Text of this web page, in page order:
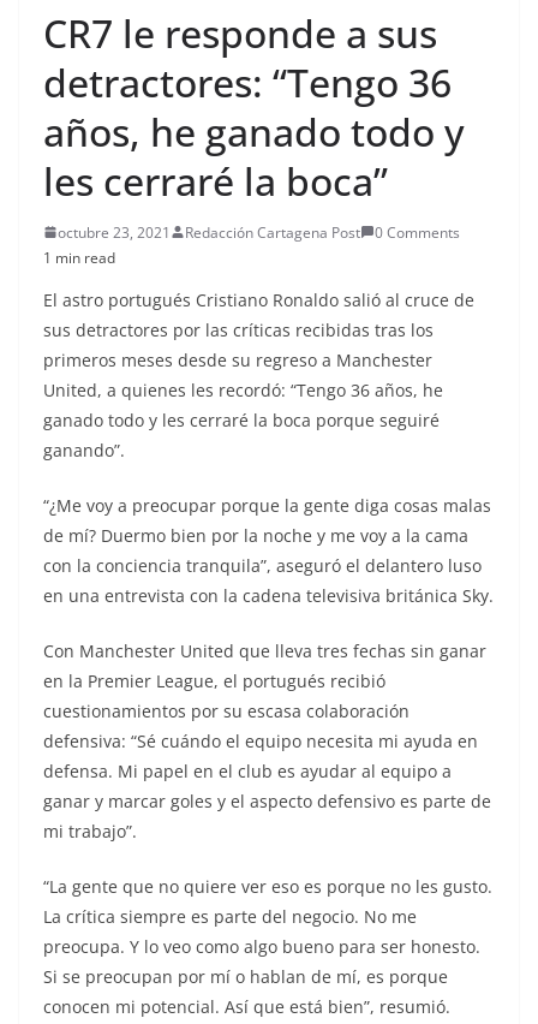
CR7 le responde a sus
detractores: “Tengo 36
años, he ganado todo y
les cerraré la boca”
octubre 23, 2021 Redacción Cartagena Post
0 Comments
1 min read
El astro portugués Cristiano Ronaldo salió al cruce de
sus detractores por las críticas recibidas tras los
primeros meses desde su regreso a Manchester
United, a quienes les recordó: “Tengo 36 años, he
ganado todo y les cerraré la boca porque seguiré
ganando”.
“¿Me voy a preocupar porque la gente diga cosas malas
de mí? Duermo bien por la noche y me voy a la cama
con la conciencia tranquila”, aseguró el delantero luso
en una entrevista con la cadena televisiva británica Sky.
Con Manchester United que lleva tres fechas sin ganar
en la Premier League, el portugués recibió
cuestionamientos por su escasa colaboración
defensiva: “Sé cuándo el equipo necesita mi ayuda en
defensa. Mi papel en el club es ayudar al equipo a
ganar y marcar goles y el aspecto defensivo es parte de
mi trabajo”.
“La gente que no quiere ver eso es porque no les gusto.
La crítica siempre es parte del negocio. No me
preocupa. Y lo veo como algo bueno para ser honesto.
Si se preocupan por mí o hablan de mí, es porque
conocen mi potencial. Así que está bien”, resumió.